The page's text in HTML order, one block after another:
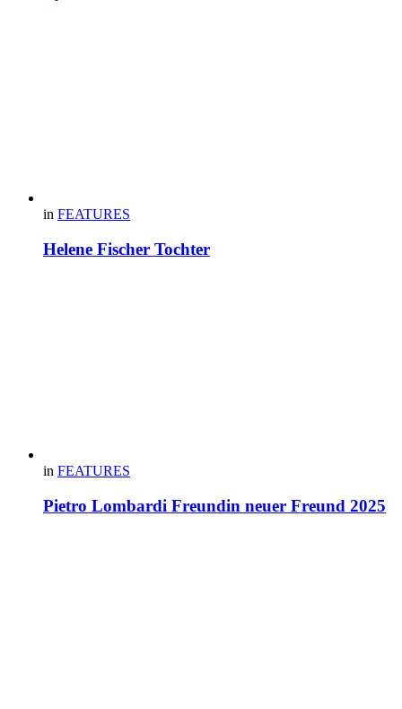
in FEATURES
Helene Fischer Tochter
in FEATURES
Pietro Lombardi Freundin neuer Freund 2025